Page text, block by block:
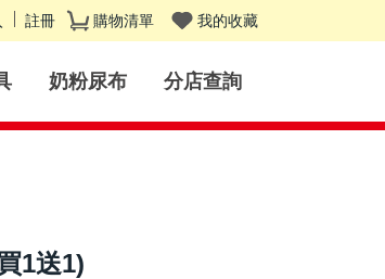
註冊 購物清單 我的收藏
奶粉尿布 分店查詢
1送1)